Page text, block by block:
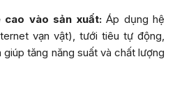
cao vào sản xuất:Áp dụng hệ
vạn vật), tưới tiêu tự động,
tăng năng suất và chất lượng